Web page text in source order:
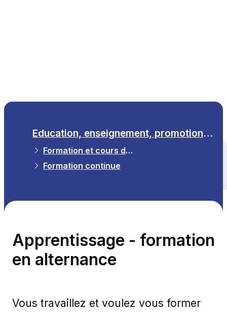
Tous les thèmes
Education, enseignement, promotion des sciences
Formation et cours de langue
Formation continue
Apprentissage - formation
en alternance
Vous travaillez et voulez vous former